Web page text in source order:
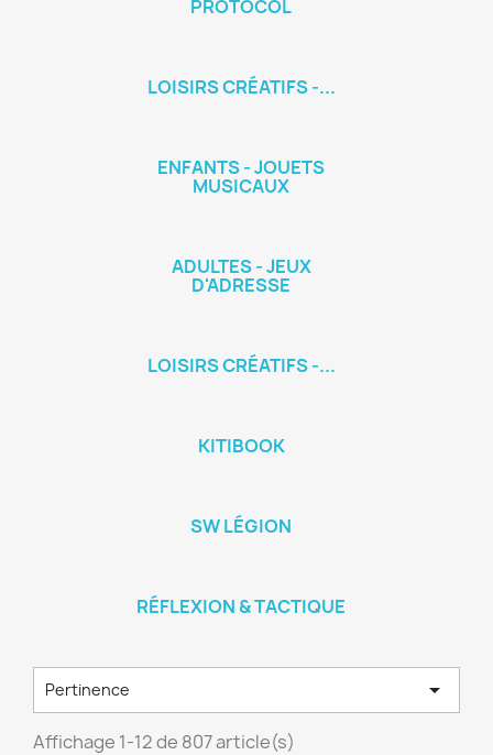
PROTOCOL
LOISIRS CRÉATIFS -...
ENFANTS - JOUETS
MUSICAUX
ADULTES - JEUX
D'ADRESSE
LOISIRS CRÉATIFS -...
KITIBOOK
SW LÉGION
RÉFLEXION & TACTIQUE
Pertinence 
Affichage 1-12 de 807 article(s)